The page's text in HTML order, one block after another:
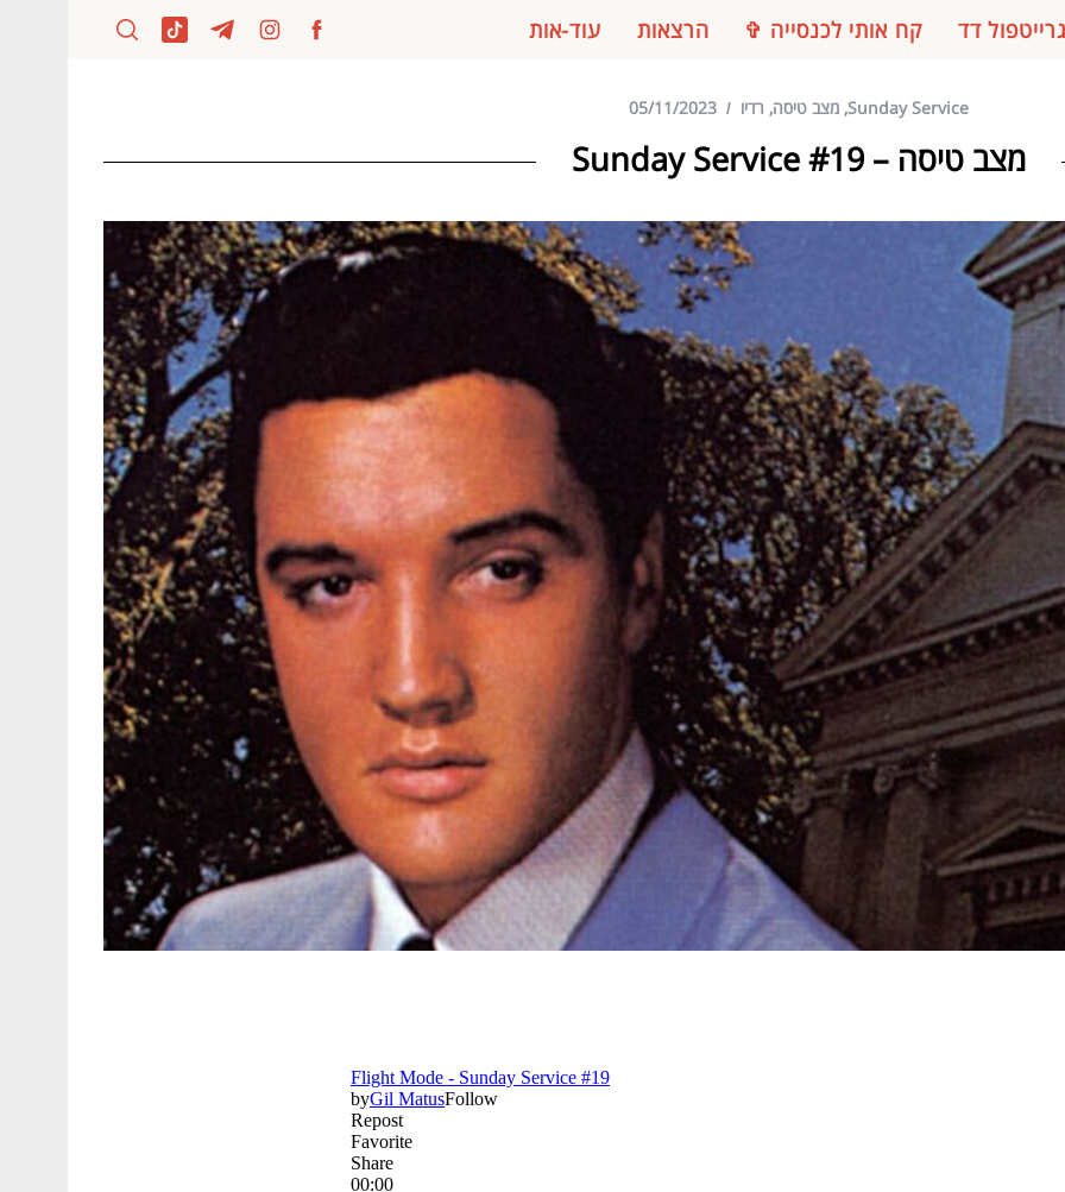
דד קח אותי לכנסייה ✞ הרצאות עוד-אות
Sunday Service
, מצב טיסה, רדיו 05/11/2023
מצב טיסה – Sunday Service #19